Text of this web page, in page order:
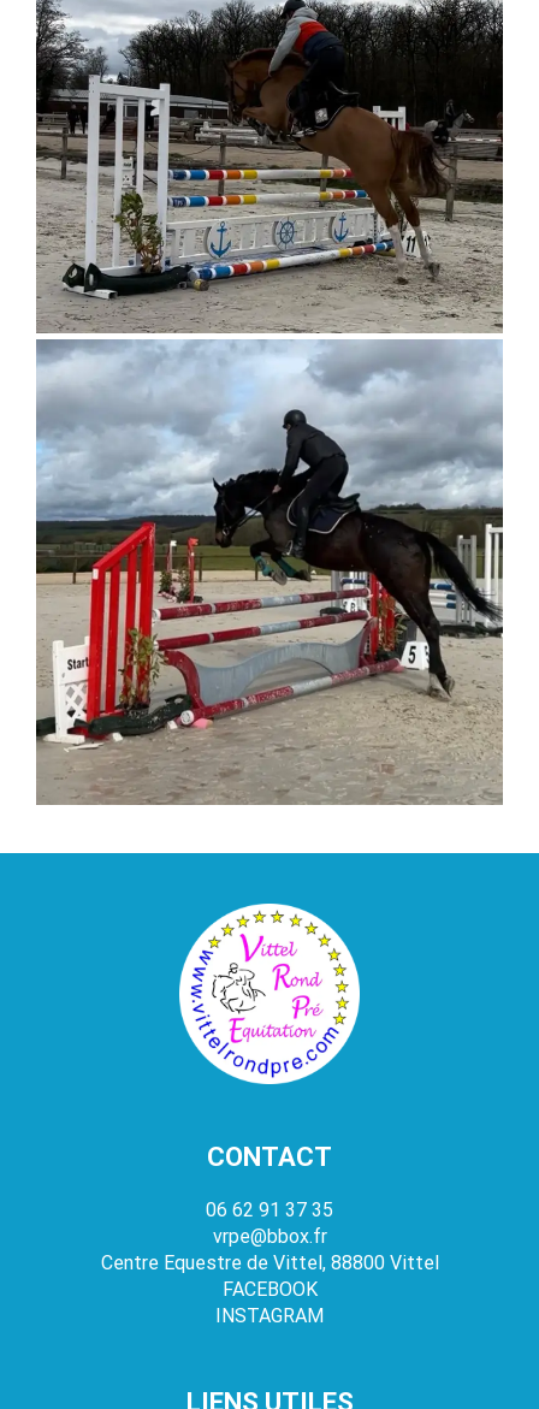
CONTACT
06 62 91 37 35
vrpe@bbox.fr
Centre Equestre de Vittel, 88800 Vittel
FACEBOOK
INSTAGRAM
LIENS UTILES